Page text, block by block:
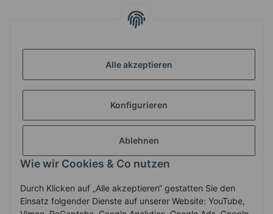
Alle akzeptieren
Konfigurieren
Ablehnen
Wie wir Cookies & Co nutzen
Durch Klicken auf „Alle akzeptieren“ gestatten Sie den
Einsatz folgender Dienste auf unserer Website: YouTube,
INFORMATIONEN
GESETZLICHE INFORMATIONEN
ZAHLUNG & VERSAND
Vertrag widerrufen